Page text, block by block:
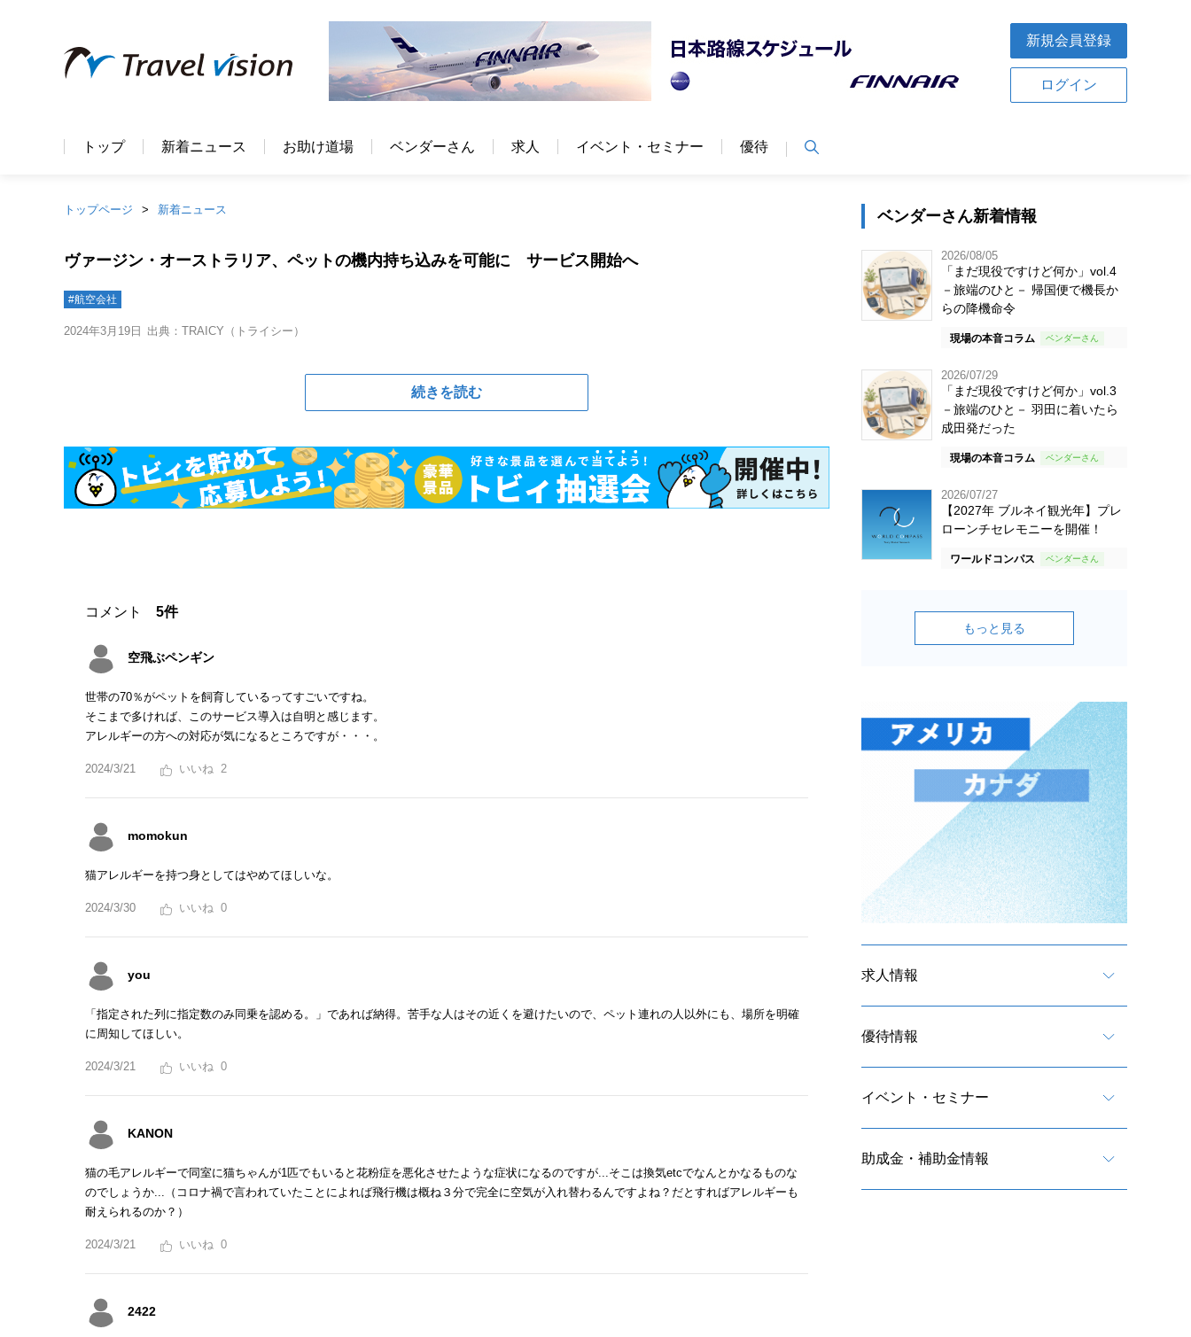
新規会員登録
ログイン
トップ 新着ニュース お助け道場 ベンダーさん 求人 イベント・セミナー 優待
トップページ 新着ニュース
ヴァージン・オーストラリア、ペットの機内持ち込みを可能に サービス開始へ
#航空会社
2024年3月19日 出典：TRAICY（トライシー）
続きを読む
コメント 5件
空飛ぶペンギン
世帯の70％がペットを飼育しているってすごいですね。
そこまで多ければ、このサービス導入は自明と感じます。
アレルギーの方への対応が気になるところですが・・・。
2024/3/21 2
momokun
猫アレルギーを持つ身としてはやめてほしいな。
2024/3/30 0
you
「指定された列に指定数のみ同乗を認める。」であれば納得。苦手な人はその近くを避けたいので、ペット連れの人以外にも、場所を明確
に周知してほしい。
2024/3/21 0
KANON
猫の毛アレルギーで同室に猫ちゃんが1匹でもいると花粉症を悪化させたような症状になるのですが...そこは換気etcでなんとかなるものな
のでしょうか...（コロナ禍で言われていたことによれば飛行機は概ね３分で完全に空気が入れ替わるんですよね？だとすればアレルギーも
耐えられるのか？）
2024/3/21 0
2422
ベンダーさん新着情報
2026/08/05
「まだ現役ですけど何か」vol.4
－旅端のひと－ 帰国便で機長か
らの降機命令
現場の本音コラム
2026/07/29
「まだ現役ですけど何か」vol.3
－旅端のひと－ 羽田に着いたら
成田発だった
現場の本音コラム
2026/07/27
【2027年 ブルネイ観光年】プレ
ローンチセレモニーを開催！
ワールドコンパス
もっと見る
求人情報
優待情報
イベント・セミナー
助成金・補助金情報